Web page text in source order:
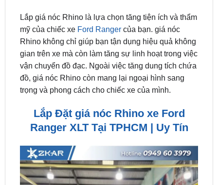
Rhino không chỉ giúp bạn tận dụng hiệu quả không
gian trên xe mà còn làm tăng sự linh hoạt trong việc
vận chuyển đồ đạc. Ngoài việc tăng dung tích chứa
đồ, giá nóc Rhino còn mang lại ngoại hình sang
trọng và phong cách cho chiếc xe của mình.
Lắp Đặt giá nóc Rhino xe Ford